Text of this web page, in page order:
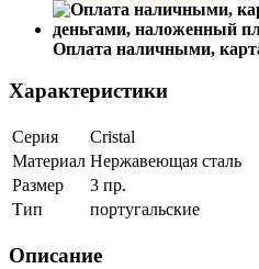
Оплата наличными,
Характеристики
Серия
Cristal
Материал Нержавеющая сталь
Размер
3 пр.
Тип
португальские
Описание